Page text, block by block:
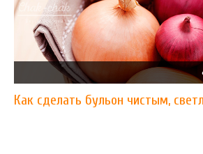
Как сделать бульон чистым,